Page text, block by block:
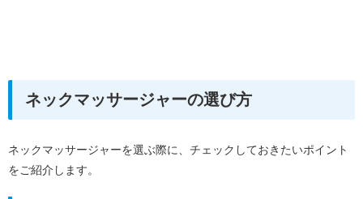
ネックマッサージャーの選び方
ネックマッサージャーを選ぶ際に、チェックしておきたいポイント
をご紹介します。